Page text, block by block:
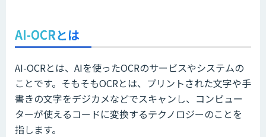
AI-OCRとは
AI-OCRとは、AIを使ったOCRのサービスやシステムの
ことです。そもそもOCRとは、プリントされた文字や手
書きの文字をデジカメなどでスキャンし、コンピュー
ターが使えるコードに変換するテクノロジーのことを
指します。